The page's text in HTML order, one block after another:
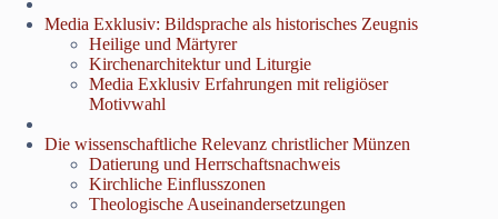
Media Exklusiv: Bildsprache als historisches Zeugnis
Heilige und Märtyrer
Kirchenarchitektur und Liturgie
Media Exklusiv Erfahrungen mit religiöser
Motivwahl
Die wissenschaftliche Relevanz christlicher Münzen
Datierung und Herrschaftsnachweis
Kirchliche Einflusszonen
Theologische Auseinandersetzungen